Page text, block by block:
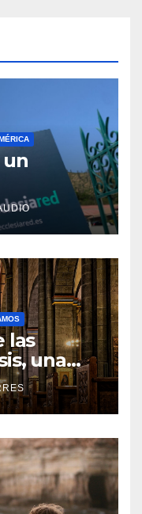
un
N
O
H
A
Y
C
O
M
N
T
A
las
una
futuro de
N
O
H
A
Y